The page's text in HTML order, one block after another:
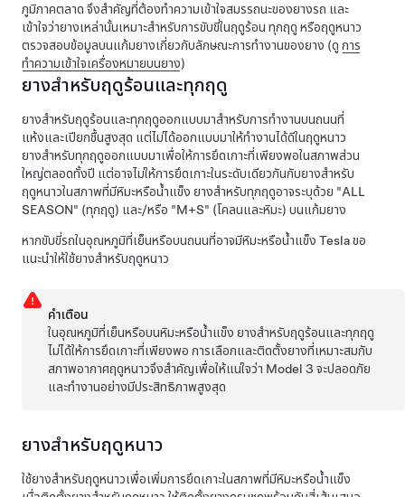
ภูมิภาคตลาด จึงสำคัญที่ต้องทำความเข้าใจสมรรถนะของยางรถ และ
เข้าใจว่ายางเหล่านั้นเหมาะสำหรับการขับขี่ในฤดูร้อน ทุกฤดู หรือฤดูหนาว
ตรวจสอบข้อมูลบนแก้มยางเกี่ยวกับลักษณะการทำงานของยาง (ดู การ
ทำความเข้าใจเครื่องหมายบนยาง)
ยางสำหรับฤดูร้อนและทุกฤดู
ยางสำหรับฤดูร้อนและทุกฤดูออกแบบมาสำหรับการทำงานบนถนนที่
แห้งและเปียกชื้นสูงสุด แต่ไม่ได้ออกแบบมาให้ทำงานได้ดีในฤดูหนาว
ยางสำหรับทุกฤดูออกแบบมาเพื่อให้การยึดเกาะที่เพียงพอในสภาพส่วน
ใหญ่ตลอดทั้งปี แต่อาจไม่ให้การยึดเกาะในระดับเดียวกันกับยางสำหรับ
ฤดูหนาวในสภาพที่มีหิมะหรือน้ำแข็ง ยางสำหรับทุกฤดูอาจระบุด้วย "ALL
SEASON" (ทุกฤดู) และ/หรือ "M+S" (โคลนและหิมะ) บนแก้มยาง
หากขับขี่รถในอุณหภูมิที่เย็นหรือบนถนนที่อาจมีหิมะหรือน้ำแข็ง Tesla ขอ
แนะนำให้ใช้ยางสำหรับฤดูหนาว
คำเตือน
ในอุณหภูมิที่เย็นหรือบนหิมะหรือน้ำแข็ง ยางสำหรับฤดูร้อนและทุกฤดู
ไม่ได้ให้การยึดเกาะที่เพียงพอ การเลือกและติดตั้งยางที่เหมาะสมกับ
สภาพอากาศฤดูหนาวจึงสำคัญเพื่อให้แน่ใจว่า Model 3 จะปลอดภัย
และทำงานอย่างมีประสิทธิภาพสูงสุด
ยางสำหรับฤดูหนาว
ใช้ยางสำหรับฤดูหนาวเพื่อเพิ่มการยึดเกาะในสภาพที่มีหิมะหรือน้ำแข็ง